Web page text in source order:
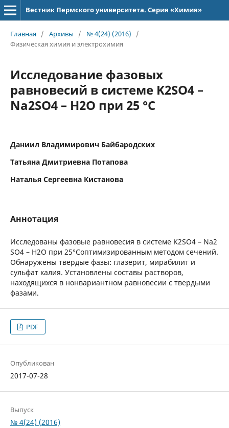
Вестник Пермского университета. Серия «Химия»
Главная / Архивы / № 4(24) (2016)
/
Физическая химия и электрохимия
Исследование фазовых
равновесий в системе K2SO4 –
Na2SO4 – H2O при 25 °С
Даниил Владимирович Байбародских
Татьяна Дмитриевна Потапова
Наталья Сергеевна Кистанова
Аннотация
Исследованы фазовые равновесия в системе K2SO4 – Na2
SO4 – H2O при 25°Соптимизированным методом сечений.
Обнаружены твердые фазы: глазерит, мирабилит и
сульфат калия. Установлены составы растворов,
находящихся в нонвариантном равновесии с твердыми
фазами.
PDF
Опубликован
2017-07-28
Выпуск
№ 4(24) (2016)